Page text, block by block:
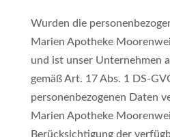
Wurden die
Marien Apotheke
und ist unser Unternehmen
gemäß Art. 17 Abs. 1 DS-
personenbezogenen Daten
Marien Apotheke
Berücksichtigung der